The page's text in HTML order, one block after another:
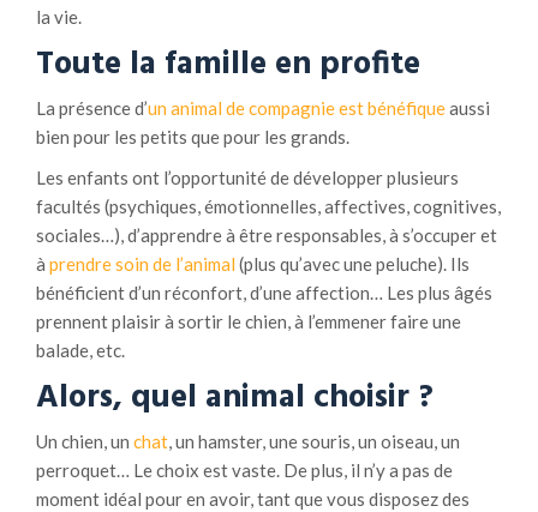
la vie.
Toute la famille en profite
La présence d’un animal de compagnie est bénéfiqueaussi
bien pour les petits que pour les grands.
Les enfants ont l’opportunité de développer plusieurs
facultés (psychiques, émotionnelles, affectives, cognitives,
sociales…), d’apprendre à être responsables, à s’occuper et
à prendre soin de l’animal (plus qu’avec une peluche). Ils
bénéficient d’un réconfort, d’une affection… Les plus âgés
prennent plaisir à sortir le chien, à l’emmener faire une
balade, etc.
Alors, quel animal choisir ?
Un chien, un chat, un hamster, une souris, un oiseau, un
perroquet… Le choix est vaste. De plus, il n’y a pas de
moment idéal pour en avoir, tant que vous disposez des